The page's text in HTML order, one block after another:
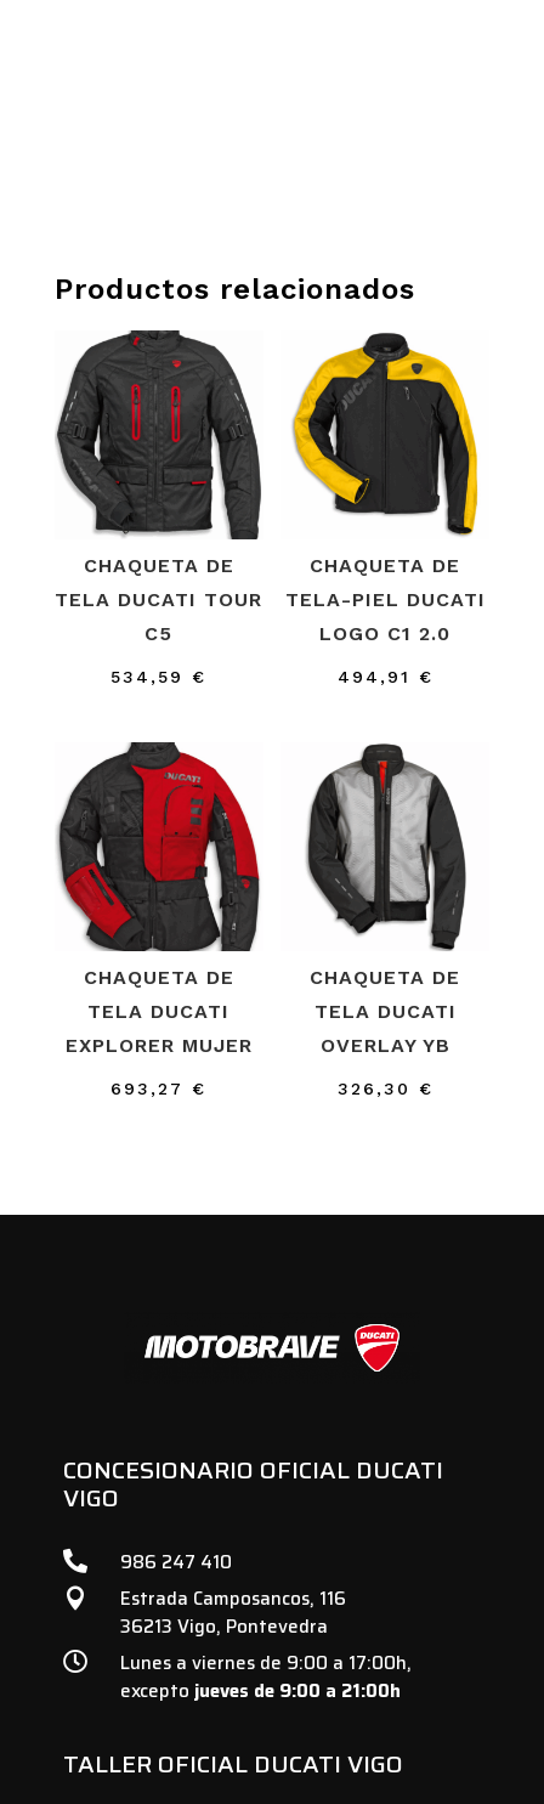
Productos relacionados
CHAQUETA DE
TELA DUCATI TOUR
C5
534,59 €
CHAQUETA DE
TELA-PIEL DUCATI
LOGO C1 2.0
494,91 €
CHAQUETA DE
TELA DUCATI
EXPLORER MUJER
693,27 €
CHAQUETA DE
TELA DUCATI
OVERLAY YB
326,30 €
CONCESIONARIO OFICIAL DUCATI
VIGO
 986 247 410

Estrada Camposancos, 116
36213 Vigo, Pontevedra

Lunes a viernes de 9:00 a 17:00h,
excepto jueves de 9:00 a 21:00h
TALLER OFICIAL DUCATI VIGO